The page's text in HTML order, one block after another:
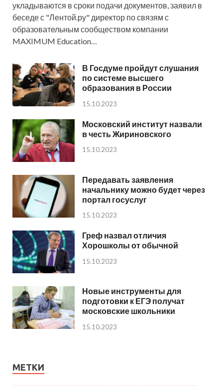
укладываются в сроки подачи документов, заявил в
беседе с "Лентой.ру" директор по связям с
образовательным сообществом компании
MAXIMUM Education…
В Госдуме пройдут слушания
по системе высшего
образования в России
15.10.2023
Московский институт назвали
в честь Жириновского
15.10.2023
Передавать заявления
начальнику можно будет через
портал госуслуг
15.10.2023
Греф назвал отличия
Хорошколы от обычной
15.10.2023
Новые инструменты для
подготовки к ЕГЭ получат
московские школьники
15.10.2023
МЕТКИ